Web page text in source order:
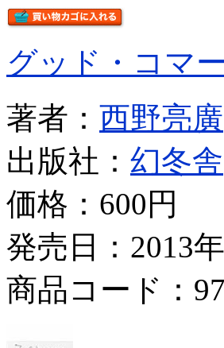
グッド・コマ
著者： 西野亮廣
出版社： 幻冬舎
価格： 600円
発売日：2013
商品コード：